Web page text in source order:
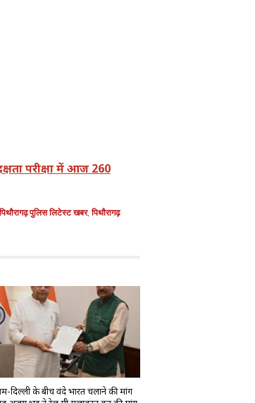
परीक्षा में आज 260
पुलिस लिटेस्ट खबर,पिथौरागढ़
दिल्ली के बीच वंदे भारत चलाने की मांग